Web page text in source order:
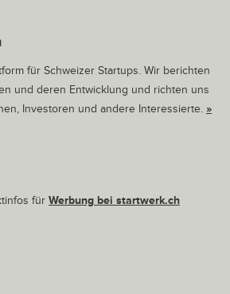
für Schweizer Startups. Wir berichten
und deren Entwicklung und richten uns
Investoren und andere Interessierte. »
für Werbung bei startwerk.ch